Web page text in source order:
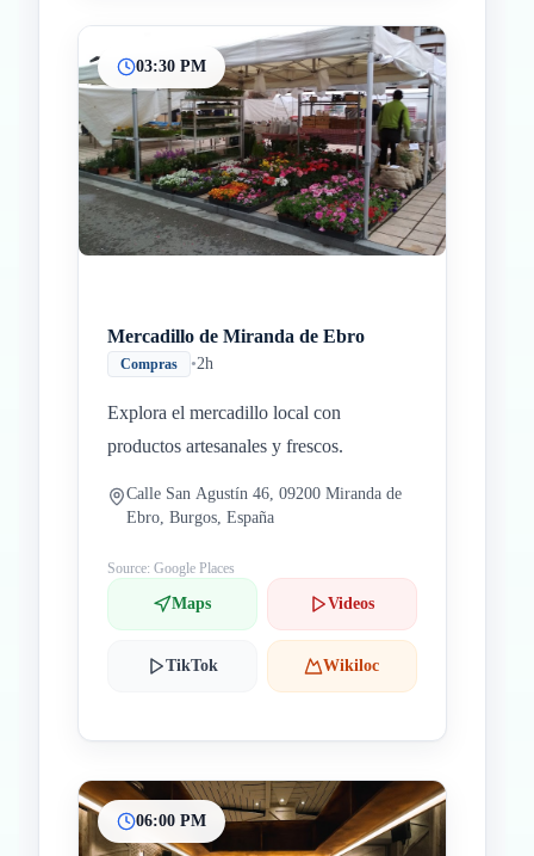
03:30 PM
Mercadillo de Miranda de Ebro
Compras •2h
Explora el mercadillo local con
productos artesanales y frescos.
Calle San Agustín 46, 09200 Miranda de
Ebro, Burgos, España
Source: Google Places
Maps Videos
TikTok Wikiloc
06:00 PM